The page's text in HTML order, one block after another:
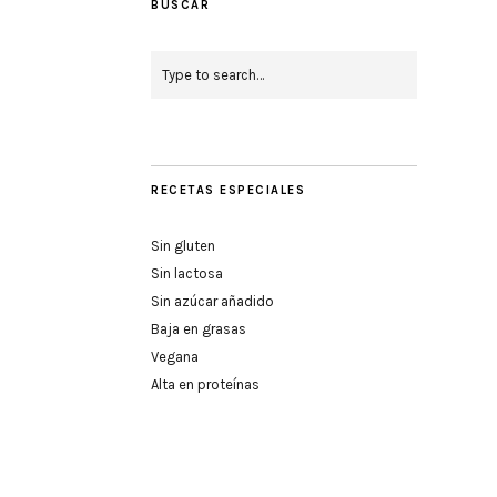
BUSCAR
RECETAS ESPECIALES
Sin gluten
Sin lactosa
Sin azúcar añadido
Baja en grasas
Vegana
Alta en proteínas